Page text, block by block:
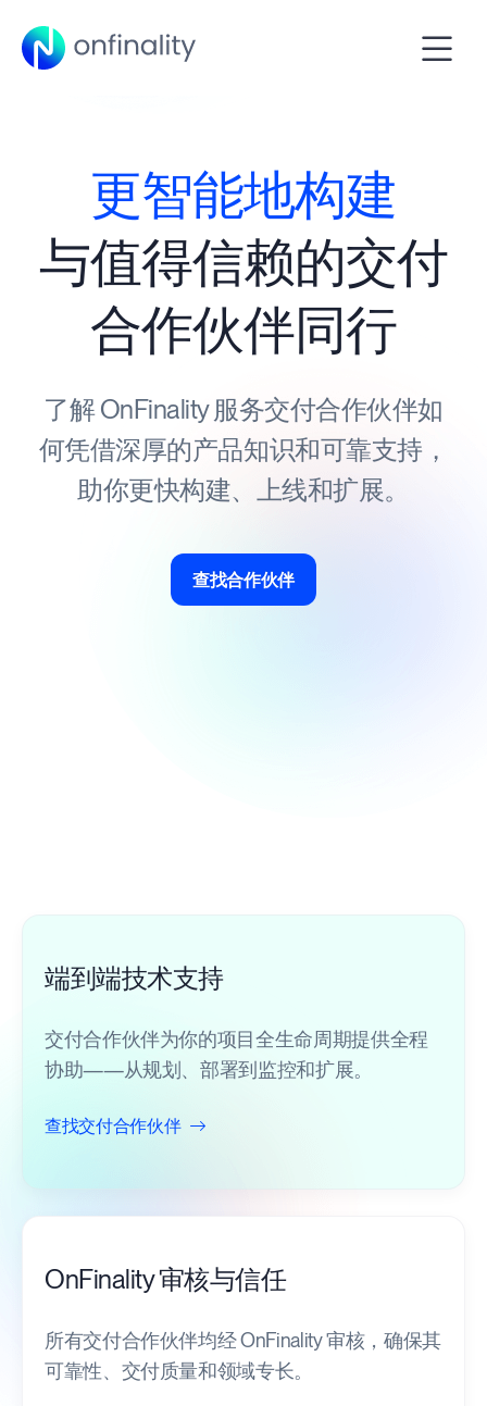
更智能地构建
与值得信赖的交付
合作伙伴同行
了解 OnFinality 服务交付合作伙伴如
何凭借深厚的产品知识和可靠支持，
助你更快构建、上线和扩展。
查找合作伙伴
端到端技术支持
交付合作伙伴为你的项目全生命周期提供全程
协助——从规划、部署到监控和扩展。
查找交付合作伙伴
OnFinality 审核与信任
所有交付合作伙伴均经 OnFinality 审核，确保其
可靠性、交付质量和领域专长。